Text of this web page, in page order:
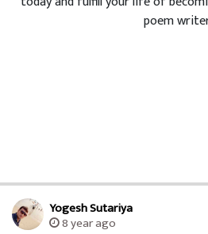
poem
Yogesh Sutariya
8 year ago